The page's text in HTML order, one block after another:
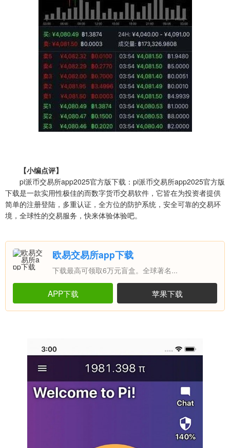
【小编点评】
pi派币交易所app2025官方版下载：pi派币交易所app2025官方版
下载是一款实用性极佳的而数字货币交易软件，它皆在为投资者提供
简单的注册登陆，多重认证，全方位的防护系统，安全可靠的交易环
境，全球性的交易服务，快来体验体验吧。
欧易交易所app下载
下载最高可领取6万元盲盒。全球著名...
APP下载 苹果下载